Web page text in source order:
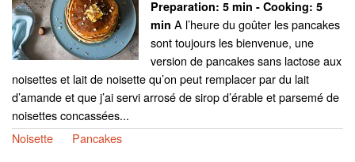
Preparation: 5 min - Cooking: 5
min A l’heure du goûter les pancakes
sont toujours les bienvenue, une
version de pancakes sans lactose aux
noisettes et lait de noisette qu’on peut remplacer par du lait
d’amande et que j’ai servi arrosé de sirop d’érable et parsemé de
noisettes concassées...
Noisette
Pancakes